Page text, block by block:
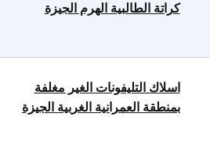
كراتة الطالبية الهرم الجيزة
اسلاك التليفونات الغير مغلفة
بمنطقة العمرانية الغربية الجيزة